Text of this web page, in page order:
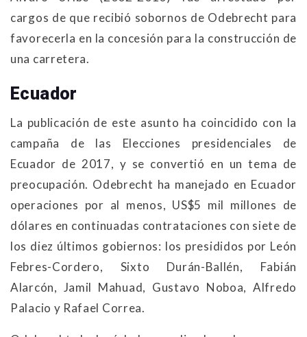
cargos de que recibió sobornos de Odebrecht para
favorecerla en la concesión para la construcción de
una carretera.
Ecuador
La publicación de este asunto ha coincidido con la
campaña de las Elecciones presidenciales de
Ecuador de 2017, y se convertió en un tema de
preocupación. Odebrecht ha manejado en Ecuador
operaciones por al menos, US$5 mil millones de
dólares en continuadas contrataciones con siete de
los diez últimos gobiernos: los presididos por León
Febres-Cordero, Sixto Durán-Ballén, Fabián
Alarcón, Jamil Mahuad, Gustavo Noboa, Alfredo
Palacio y Rafael Correa.